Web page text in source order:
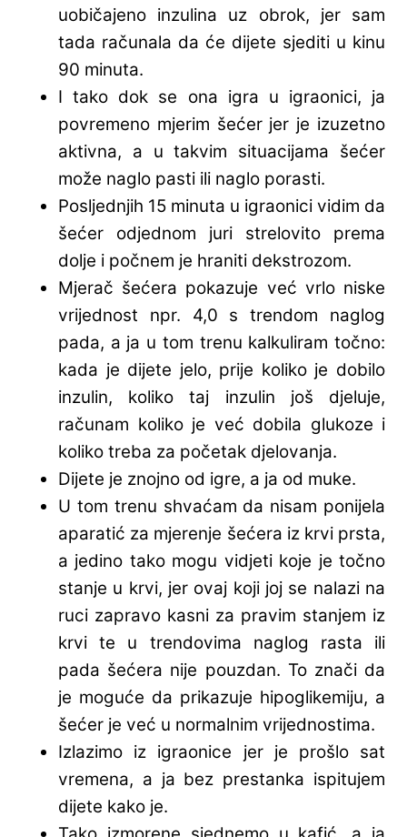
uobičajeno inzulina uz obrok, jer sam
tada računala da će dijete sjediti u kinu
90 minuta.
I tako dok se ona igra u igraonici, ja
povremeno mjerim šećer jer je izuzetno
aktivna, a u takvim situacijama šećer
može naglo pasti ili naglo porasti.
Posljednjih 15 minuta u igraonici vidim da
šećer odjednom juri strelovito prema
dolje i počnem je hraniti dekstrozom.
Mjerač šećera pokazuje već vrlo niske
vrijednost npr. 4,0 s trendom naglog
pada, a ja u tom trenu kalkuliram točno:
kada je dijete jelo, prije koliko je dobilo
inzulin, koliko taj inzulin još djeluje,
računam koliko je već dobila glukoze i
koliko treba za početak djelovanja.
Dijete je znojno od igre, a ja od muke.
U tom trenu shvaćam da nisam ponijela
aparatić za mjerenje šećera iz krvi prsta,
a jedino tako mogu vidjeti koje je točno
stanje u krvi, jer ovaj koji joj se nalazi na
ruci zapravo kasni za pravim stanjem iz
krvi te u trendovima naglog rasta ili
pada šećera nije pouzdan. To znači da
je moguće da prikazuje hipoglikemiju, a
šećer je već u normalnim vrijednostima.
Izlazimo iz igraonice jer je prošlo sat
vremena, a ja bez prestanka ispitujem
dijete kako je.